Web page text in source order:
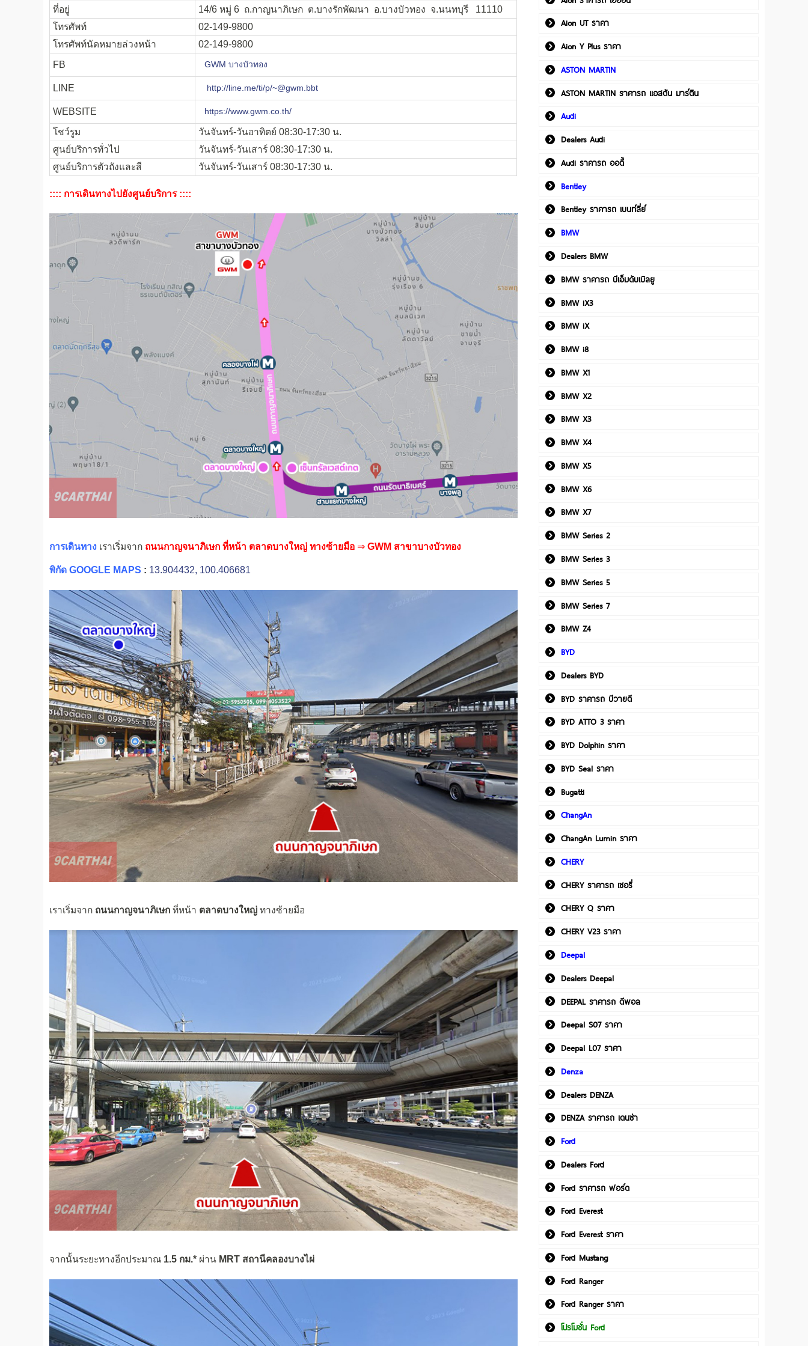
ที่อยู่
14/6 หมู่ 6 ถ.กาญนาภิเษก ต.บางรักพัฒนา อ.บางบัวทอง จ.นนทบุรี 11110
โทรศัพท์
02-149-9800
โทรศัพท์นัดหมายล่วงหน้า
02-149-9800
FB
GWM บางบัวทอง
LINE http://line.me/ti/p/~@gwm.bbt
WEBSITE https://www.gwm.co.th/
โชว์รูม
วันจันทร์-วันอาทิตย์ 08:30-17:30 น.
ศูนย์บริการทั่วไป
วันจันทร์-วันเสาร์ 08:30-17:30 น.
ศูนย์บริการตัวถังและสี
วันจันทร์-วันเสาร์ 08:30-17:30 น.
:::: การเดินทางไปยังศูนย์บริการ ::::
การเดินทาง เราเริ่มจาก ถนนกาญจนาภิเษก ที่หน้า ตลาดบางใหญ่ ทางซ้ายมือ ⇒ GWM สาขาบางบัวทอง
พิกัด GOOGLE MAPS : 13.904432, 100.406681
เราเริ่มจาก ถนนกาญจนาภิเษก ที่หน้า ตลาดบางใหญ่ ทางซ้ายมือ
จากนั้นระยะทางอีกประมาณ 1.5 กม.* ผ่าน MRT สถานีคลองบางไผ่
Aion UT ราคา
Aion Y Plus ราคา
ASTON MARTIN
ASTON MARTIN ราคารถ แอสตัน มาร์ติน
Audi
Dealers Audi
Audi ราคารถ ออดี้
Bentley
Bentley ราคารถ เบนท์ลี่ย์
BMW
Dealers BMW
BMW ราคารถ บีเอ็มดับเบิลยู
BMW iX3
BMW iX
BMW i8
BMW X1
BMW X2
BMW X3
BMW X4
BMW X5
BMW X6
BMW X7
BMW Series 2
BMW Series 3
BMW Series 5
BMW Series 7
BMW Z4
BYD
Dealers BYD
BYD ราคารถ บีวายดี
BYD ATTO 3 ราคา
BYD Dolphin ราคา
BYD Seal ราคา
Bugatti
ChangAn
ChangAn Lumin ราคา
CHERY
CHERY ราคารถ เชอรี่
CHERY Q ราคา
CHERY V23 ราคา
Deepal
Dealers Deepal
DEEPAL ราคารถ ดีพอล
Deepal S07 ราคา
Deepal L07 ราคา
Denza
Dealers DENZA
DENZA ราคารถ เดนซ่า
Ford
Dealers Ford
Ford ราคารถ ฟอร์ด
Ford Everest
Ford Everest ราคา
Ford Mustang
Ford Ranger
Ford Ranger ราคา
โปรโมชั่น Ford